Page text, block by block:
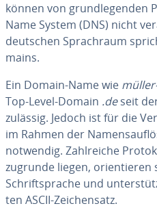
können von grund­le­gen­den
Name System (DNS) nicht
deutschen Sprach­raum
mains.
Ein Domain-Name wie
Top-Level-Domain .deseit
zulässig. Jedoch ist für die
im Rahmen der
notwendig. Zahl­rei­che
zugrunde liegen, ori­en­tie­ren
Schrift­spra­che und
ten ASCII-Zei­chen­satz.